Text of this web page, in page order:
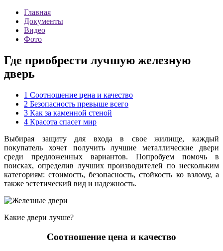
Главная
Документы
Видео
Фото
Где приобрести лучшую железную
дверь
1 Соотношение цена и качество
2 Безопасность превыше всего
3 Как за каменной стеной
4 Красота спасет мир
Выбирая защиту для входа в свое жилище, каждый
покупатель хочет получить лучшие металлические двери
среди предложенных вариантов. Попробуем помочь в
поисках, определив лучших производителей по нескольким
категориям: стоимость, безопасность, стойкость ко взлому, а
также эстетический вид и надежность.
Какие двери лучше?
Соотношение цена и качество